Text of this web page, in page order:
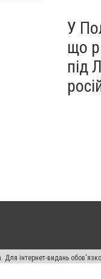
У
що
під
інтернет-видань